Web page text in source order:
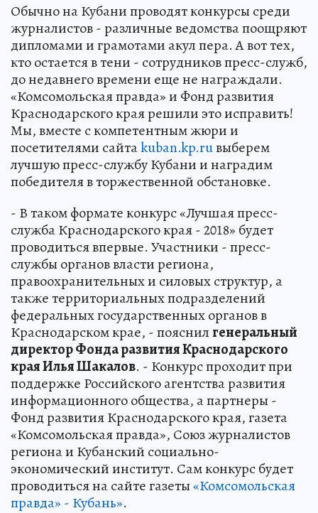
Обычно на Кубани проводят конкурсы среди
журналистов - различные ведомства поощряют
дипломами и грамотами акул пера. А вот тех,
кто остается в тени - сотрудников пресс-служб,
до недавнего времени еще не награждали.
«Комсомольская правда» и Фонд развития
Краснодарского края решили это исправить!
Мы, вместе с компетентным жюри и
посетителями сайтаkuban.kp.ruвыберем
лучшую пресс-службу Кубани и наградим
победителя в торжественной обстановке.
- В таком формате конкурс «Лучшая пресс-
служба Краснодарского края - 2018» будет
проводиться впервые. Участники - пресс-
службы органов власти региона,
правоохранительных и силовых структур, а
также территориальных подразделений
федеральных государственных органов в
Краснодарском крае, - пояснилгенеральный
директор Фонда развития Краснодарского
края Илья Шакалов. - Конкурс проходит при
поддержке Российского агентства развития
информационного общества, а партнеры -
Фонд развития Краснодарского края, газета
«Комсомольская правда», Союз журналистов
региона и Кубанский социально-
экономический институт. Сам конкурс будет
проводиться на сайте газеты«Комсомольская
правда» - Кубань».